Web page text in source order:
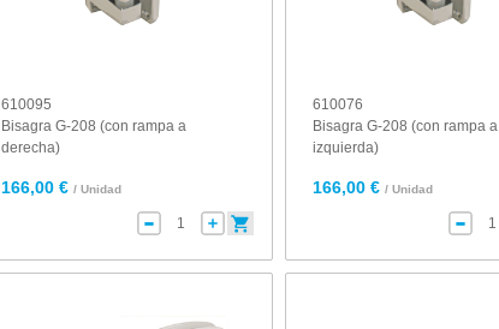
610095
Bisagra G-208 (con rampa a
derecha)
166,00 € / Unidad
610076
Bisagra G-208 (con rampa a
izquierda)
166,00 € / Unidad